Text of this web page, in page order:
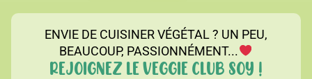
ENVIE DE CUISINER VÉGÉTAL ? UN PEU,
BEAUCOUP, PASSIONNÉMENT...
REJOIGNEZ LE VEGGIE CLUB SOY !